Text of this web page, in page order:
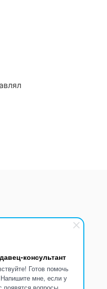
консультант
Готов помочь
мне, если у
-18:00